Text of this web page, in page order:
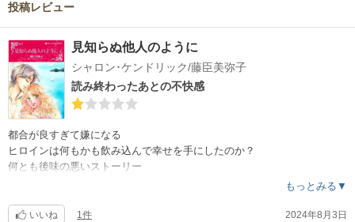
投稿レビュー
見知らぬ他人のように
シャロン･ケンドリック/藤臣美弥子
読み終わったあとの不快感
都合が良すぎて嫌になる
ヒロインは何もかも飲み込んで幸せを手にしたのか？
何とも後味の悪いストーリー
もっとみる▼
いいね 1件 2024年8月3日